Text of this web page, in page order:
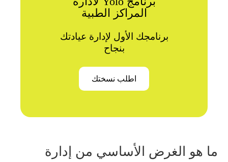
المراكز الطبية
برنامجك الأول لإدارة عيادتك
بنجاح
اطلب نسختك
ما هو الغرض الأساسي من إدارة